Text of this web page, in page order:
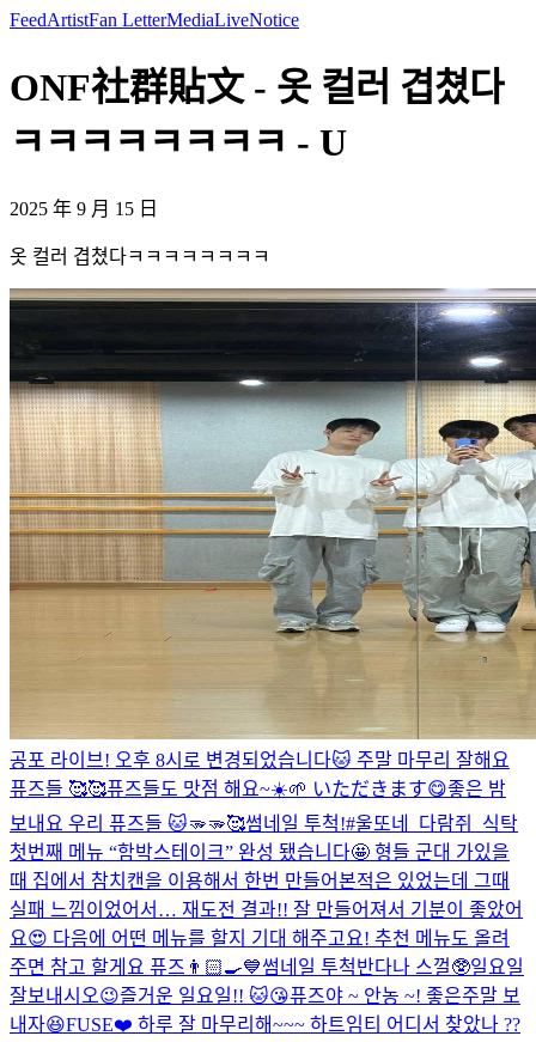
FeedArtistFan LetterMediaLiveNotice
ONF社群貼文 - 옷 컬러 겹쳤다
ㅋㅋㅋㅋㅋㅋㅋㅋ - U
2025 年 9 月 15 日
옷 컬러 겹쳤다ㅋㅋㅋㅋㅋㅋㅋㅋ
공포 라이브! 오후 8시로 변경되었습니다🐱 주말 마무리 잘해요
퓨즈들 🥰🥰퓨즈들도 맛점 해요~☀️🌱 いただきます😋좋은 밤
보내요 우리 퓨즈들 🐱🫳🫳🥰썸네일 투척!#울또네_다람쥐_식탁
첫번째 메뉴 “함박스테이크” 완성 됐습니다🤩 형들 군대 가있을
때 집에서 참치캔을 이용해서 한번 만들어본적은 있었는데 그때
실패 느낌이었어서… 재도전 결과!! 잘 만들어져서 기분이 좋았어
요😍 다음에 어떤 메뉴를 할지 기대 해주고요! 추천 메뉴도 올려
주면 참고 할게요 퓨즈👨🏻‍🍳💙썸네일 투척반다나 스껄🥸일요일
잘보내시오😉즐거운 일요일!! 🐱😘퓨즈야 ~ 안농 ~! 좋은주말 보
내자😆FUSE❤️ 하루 잘 마무리해~~~ 하트임티 어디서 찾았나 ??